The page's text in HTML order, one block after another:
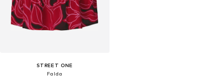
STREET ONE
Falda